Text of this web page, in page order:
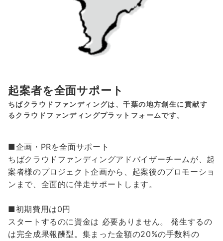
起案者を全面サポート
ちばクラウドファンディングは、千葉の地方創生に貢献す
るクラウドファンディングプラットフォームです。
■企画・PRを全面サポート
ちばクラウドファンディングアドバイザーチームが、起
案者様のプロジェクト企画から、起案後のプロモーショ
ンまで、全面的に伴走サポートします。
■初期費用は0円
スタートするのに資金は 必要ありません。 発生するの
は完全成果報酬型。集まった金額の20%の手数料の